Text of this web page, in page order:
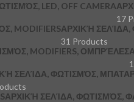
LED, OFF CAMERA
17
MODIFIERSΑΡΧΙΚΉ ΣΕΛΊΔΑ,
31 Products
MODIFIERS, ΟΜΠΡΈΛΕΣ
ΣΕΛΊΔΑ, ΦΩΤΙΣΜΌΣ,
ΑΡΧΙΚΉ ΣΕΛΊΔΑ, ΦΩΤΙΣΜΌΣ,